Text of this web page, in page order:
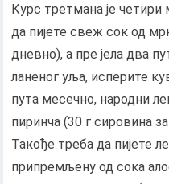
Курс третмана је
да пијете свеж сок од
дневно), а пре јела два
ланеног уља, исперите
пута месечно, народни
пиринча (30 г сировина
Такође треба да пијете
припремљену од сока